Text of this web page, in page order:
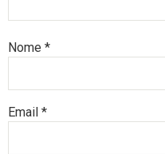
Nome *
Email *